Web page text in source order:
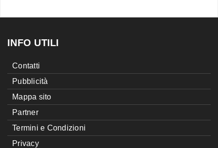
INFO UTILI
Contatti
Pubblicità
Mappa sito
Partner
Termini e Condizioni
Privacy